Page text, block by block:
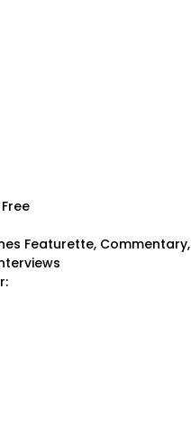
Featurette, Commentary,